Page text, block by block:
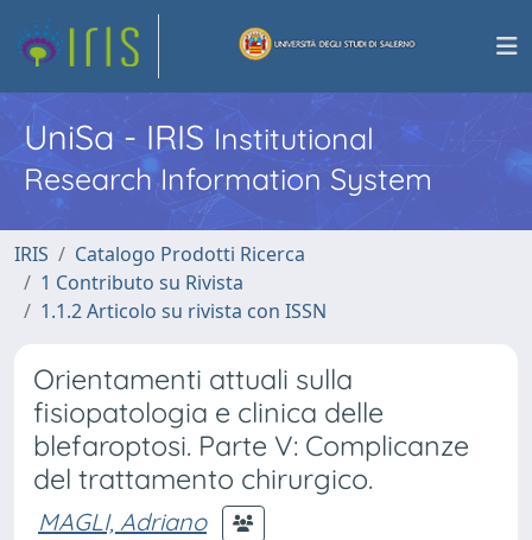
UniSa - IRISInstitutional
Research Information System
IRIS
Catalogo Prodotti Ricerca
1 Contributo su Rivista
1.1.2 Articolo su rivista con ISSN
Orientamenti attuali sulla
fisiopatologia e clinica delle
blefaroptosi. Parte V: Complicanze
del trattamento chirurgico.
MAGLI, Adriano